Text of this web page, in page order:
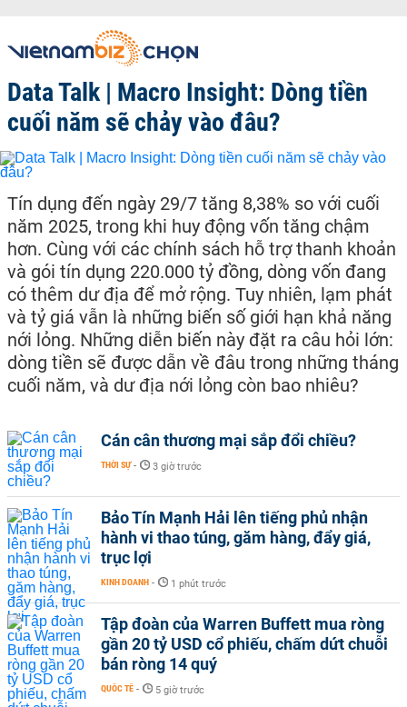
Data Talk | Macro Insight: Dòng tiền
cuối năm sẽ chảy vào đâu?
Tín dụng đến ngày 29/7 tăng 8,38% so với cuối
năm 2025, trong khi huy động vốn tăng chậm
hơn. Cùng với các chính sách hỗ trợ thanh khoản
và gói tín dụng 220.000 tỷ đồng, dòng vốn đang
có thêm dư địa để mở rộng. Tuy nhiên, lạm phát
và tỷ giá vẫn là những biến số giới hạn khả năng
nới lỏng. Những diễn biến này đặt ra câu hỏi lớn:
dòng tiền sẽ được dẫn về đâu trong những tháng
cuối năm, và dư địa nới lỏng còn bao nhiêu?
Cán cân thương mại sắp đổi chiều?
THỜI SỰ - 3 giờ trước
Bảo Tín Mạnh Hải lên tiếng phủ nhận
hành vi thao túng, găm hàng, đẩy giá,
trục lợi
KINH DOANH - 1 phút trước
Tập đoàn của Warren Buffett mua ròng
gần 20 tỷ USD cổ phiếu, chấm dứt chuỗi
bán ròng 14 quý
QUỐC TẾ - 5 giờ trước